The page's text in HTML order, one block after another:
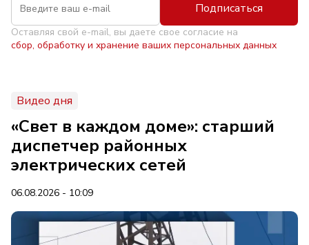
Подписаться
Оставляя свой e-mail, вы даете свое согласие на
сбор, обработку и хранение ваших персональных данных
Видео дня
«Свет в каждом доме»: старший
диспетчер районных
электрических сетей
06.08.2026 - 10:09